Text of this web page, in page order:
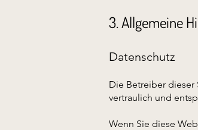
3. Allgemeine
Datenschutz
Die Betreiber dieser
vertraulich und
Wenn Sie diese